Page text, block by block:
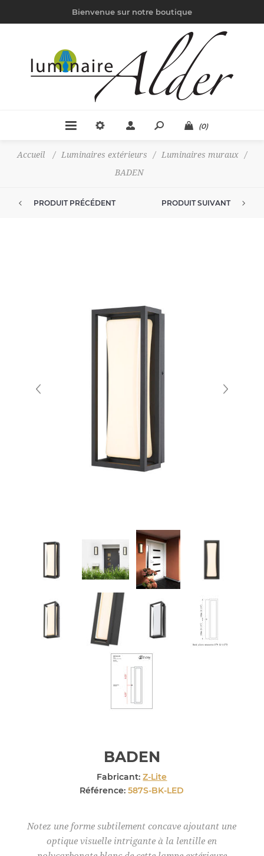
Bienvenue sur notre boutique
(0)
Accueil / Luminaires extérieurs / Luminaires muraux
/
BADEN
PRODUIT PRÉCÉDENT PRODUIT SUIVANT
BADEN
Fabricant: Z-Lite
Référence: 587S-BK-LED
Notez une forme subtilement concave ajoutant une
optique visuelle intrigante à la lentille en